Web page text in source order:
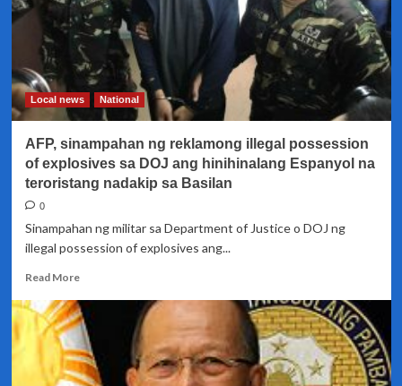
pa…
Mahigit
30-
40
katao
nananatili
pa
sa
evacuation
centers
Local news National
AFP, sinampahan ng reklamong illegal possession
of explosives sa DOJ ang hinihinalang Espanyol na
teroristang nadakip sa Basilan
0
Sinampahan ng militar sa Department of Justice o DOJ ng
illegal possession of explosives ang...
Read MoreRead
about
AFP,
sinampahan
ng
reklamong